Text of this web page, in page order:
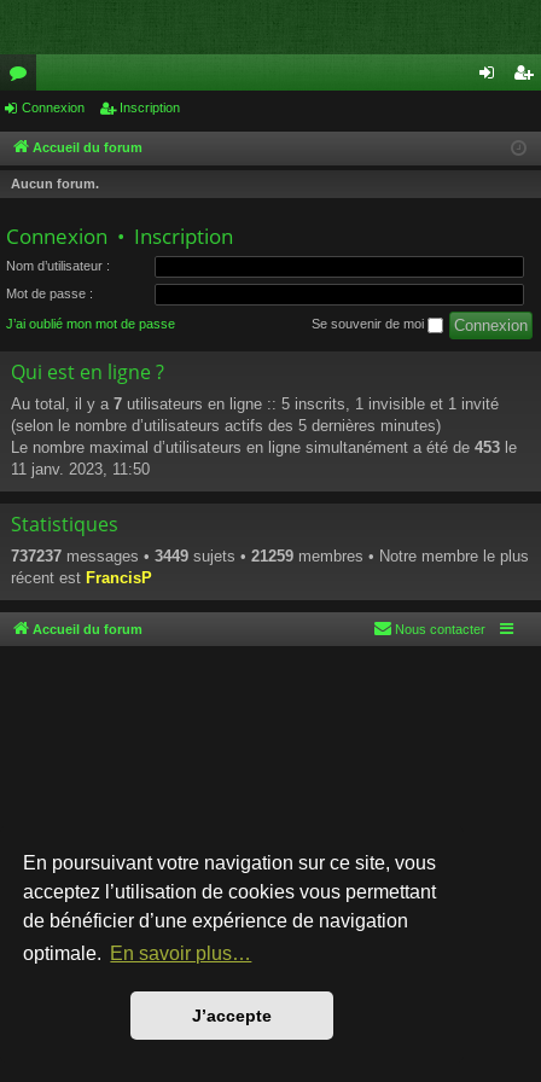
En poursuivant votre navigation sur ce site, vous
acceptez l’utilisation de cookies vous permettant
de bénéficier d’une expérience de navigation
optimale. En savoir plus…
J’accepte
or
u
m
cri
Connexion Inscription
Accueil du forum
Aucun forum.
Connexion • Inscription
Nom d’utilisateur :
Mot de passe :
J’ai oublié mon mot de passe Se souvenir de moi
Qui est en ligne ?
Au total, il y a 7 utilisateurs en ligne :: 5 inscrits, 1 invisible et 1 invité
(selon le nombre d’utilisateurs actifs des 5 dernières minutes)
Le nombre maximal d’utilisateurs en ligne simultanément a été de 453 le
11 janv. 2023, 11:50
Statistiques
737237 messages • 3449 sujets • 21259 membres • Notre membre le plus
récent est FrancisP
Accueil du forum Nous contacter
Développé parphpBB® Forum Software © phpBB Limited
Style par
Traduction française officielle